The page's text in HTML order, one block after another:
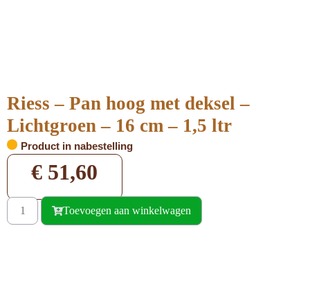
Riess – Pan hoog met deksel –
Lichtgroen – 16 cm – 1,5 ltr
Product in nabestelling
€ 51,60
Toevoegen aan winkelwagen